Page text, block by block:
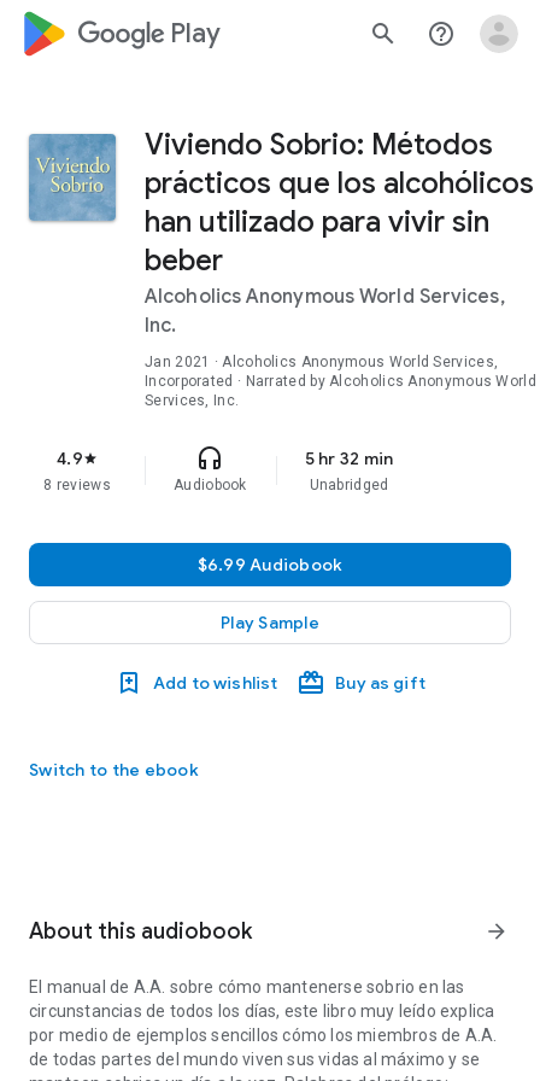
google_logo Play search help_outline
Viviendo Sobrio: Métodos
prácticos que los alcohólicos
han utilizado para vivir sin
beber
Alcoholics Anonymous World Services,
Inc.
Jan 2021
· Alcoholics Anonymous World Services,
Incorporated · Narrated by Alcoholics Anonymous World
Services, Inc.
4.9star
8 reviews
headphones
Audiobook
5 hr 32 min
Unabridged
$6.99 Audiobook
Play Sample
Add to wishlist Buy as gift
Switch to the ebook
About this audiobook arrow_forward
El manual de A.A. sobre cómo mantenerse sobrio en las
circunstancias de todos los días, este libro muy leído explica
por medio de ejemplos sencillos cómo los miembros de A.A.
de todas partes del mundo viven sus vidas al máximo y se